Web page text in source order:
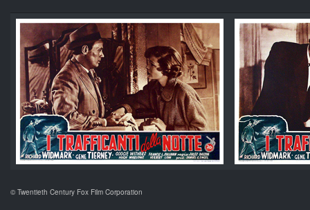
© Twentieth Century Fox Film Corporation